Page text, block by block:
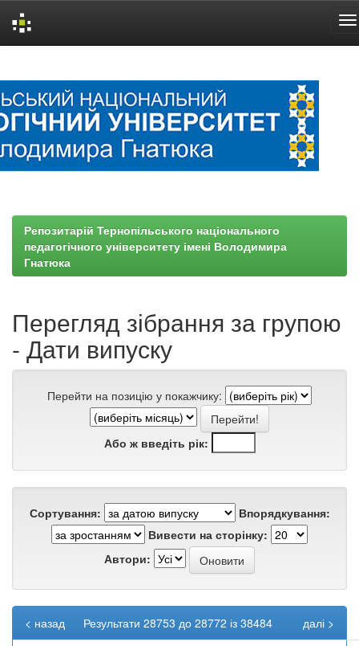
Репозитарій Тернопільського національного
педагогічного університету імені Володимира
Гнатюка
Перегляд зібрання за групою
- Дати випуску
Перейти на позицію у покажчику:
Або ж введіть рік:
Сортування:
Впорядкування:
Вивести на сторінку:
Автори:
Результати 28753 до 28772 із 38484
< назад
далі >